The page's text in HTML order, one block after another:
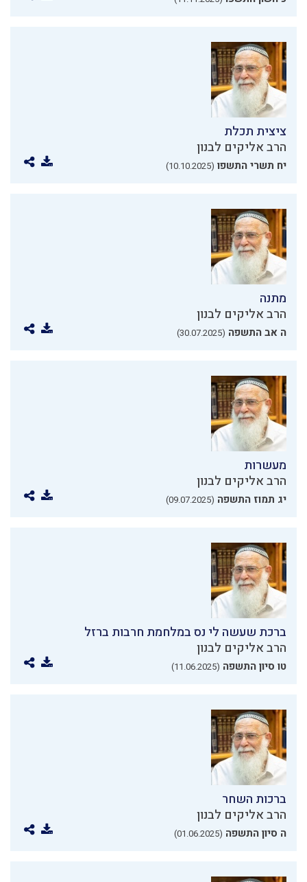
ציצית תכלת
הרב אליקים לבנון
יח תשרי התשפו (10.10.2025)
מתנה
הרב אליקים לבנון
ה אב התשפה (30.07.2025)
מעשרות
הרב אליקים לבנון
יג תמוז התשפה (09.07.2025)
ברכת שעשה לי נס במלחמת חרבות ברזל
הרב אליקים לבנון
טו סיון התשפה (11.06.2025)
ברכות השחר
הרב אליקים לבנון
ה סיון התשפה (01.06.2025)